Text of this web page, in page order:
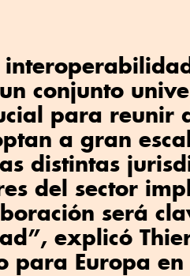
conjunto
para reunir
a gran
distintas
del sector
será
explicó
para Europa